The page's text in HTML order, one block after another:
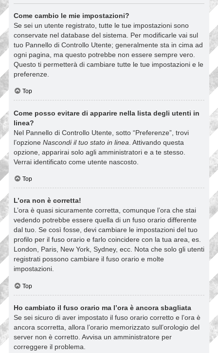
Come cambio le mie impostazioni?
Se sei un utente registrato, tutte le tue impostazioni sono
conservate nel database del sistema. Per modificarle vai sul
tuo Pannello di Controllo Utente; generalmente sta in cima ad
ogni pagina, ma questo potrebbe non essere sempre vero.
Questo ti permetterà di cambiare tutte le tue impostazioni e le
preferenze.
Top
Come posso evitare di apparire nella lista degli utenti in
linea?
Nel Pannello di Controllo Utente, sotto “Preferenze”, trovi
l’opzione Nascondi il tuo stato in linea . Attivando questa
opzione, apparirai solo agli amministratori e a te stesso.
Verrai identificato come utente nascosto.
Top
L’ora non è corretta!
L’ora è quasi sicuramente corretta, comunque l’ora che stai
vedendo potrebbe essere quella di un fuso orario differente
dal tuo. Se così fosse, devi cambiare le impostazioni del tuo
profilo per il fuso orario e farlo coincidere con la tua area, es.
London, Paris, New York, Sydney, ecc. Nota che solo gli utenti
registrati possono cambiare il fuso orario e molte
impostazioni.
Top
Ho cambiato il fuso orario ma l’ora è ancora sbagliata
Se sei sicuro di aver impostato il fuso orario corretto e l’ora è
ancora scorretta, allora l’orario memorizzato sull’orologio del
server non è corretto. Avvisa un amministratore per
correggere il problema.